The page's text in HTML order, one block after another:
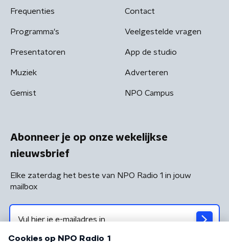
Frequenties
Programma's
Presentatoren
Muziek
Gemist
Contact
Veelgestelde vragen
App de studio
Adverteren
NPO Campus
Abonneer je op onze wekelijkse
nieuwsbrief
Elke zaterdag het beste van NPO Radio 1 in jouw
mailbox